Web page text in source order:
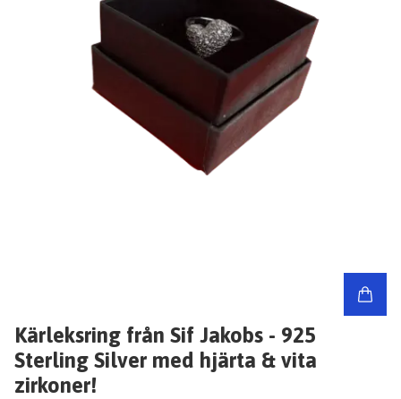
Kärleksring från Sif Jakobs - 925
Sterling Silver med hjärta & vita
zirkoner!